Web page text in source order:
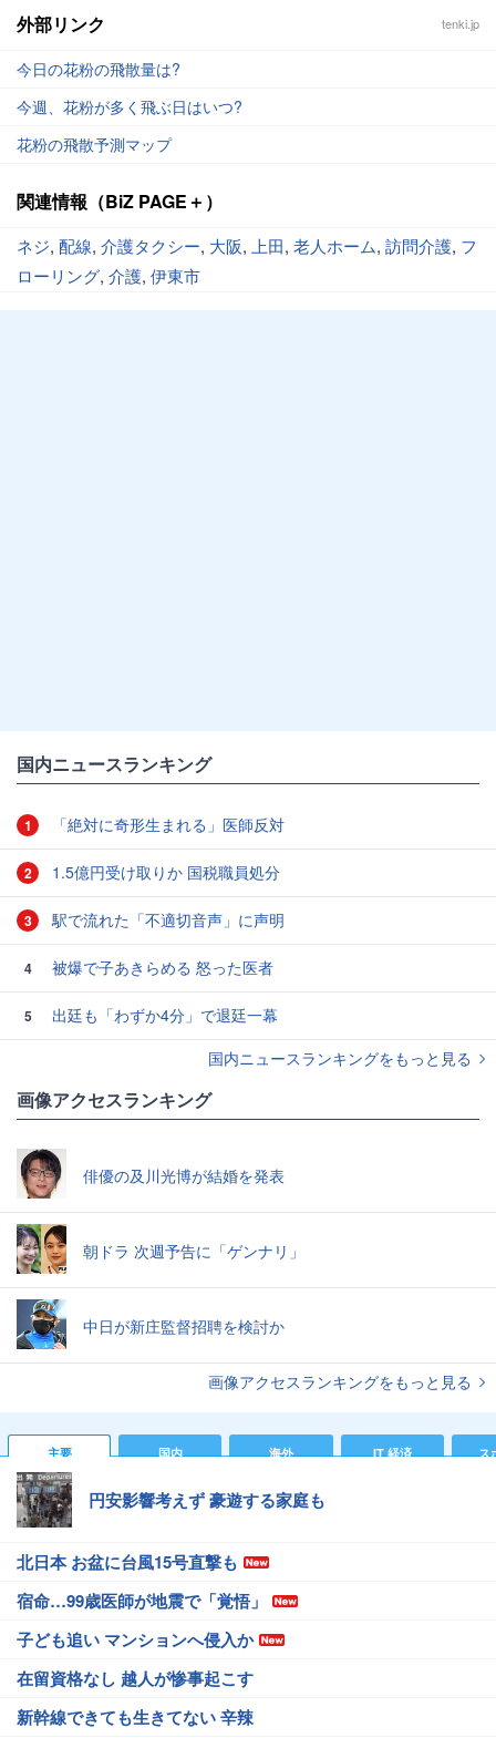
外部リンク tenki.jp
今日の花粉の飛散量は?
今週、花粉が多く飛ぶ日はいつ?
花粉の飛散予測マップ
関連情報（BiZ PAGE＋）
ネジ, 配線, 介護タクシー, 大阪, 上田, 老人ホーム, 訪問介護, フ
ローリング, 介護, 伊東市
国内ニュースランキング
1 「絶対に奇形生まれる」医師反対
2 1.5億円受け取りか 国税職員処分
3 駅で流れた「不適切音声」に声明
4 被爆で子あきらめる 怒った医者
5
出廷も「わずか4分」で退廷一幕
国内ニュースランキングをもっと見る
画像アクセスランキング
俳優の及川光博が結婚を発表
朝ドラ 次週予告に「ゲンナリ」
中日が新庄監督招聘を検討か
画像アクセスランキングをもっと見る
主要 国内 海外 IT 経済 ス
円安影響考えず 豪遊する家庭も
北日本 お盆に台風15号直撃も
宿命…99歳医師が地震で「覚悟」
子ども追い マンションへ侵入か
在留資格なし 越人が惨事起こす
新幹線できても生きてない 辛辣